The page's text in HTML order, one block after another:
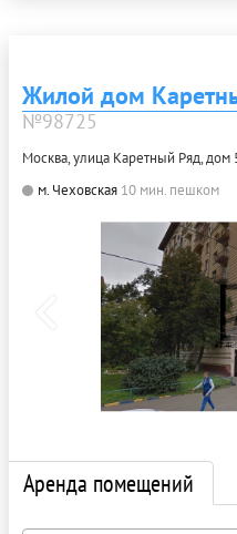
Жилой дом
№98725
Москва, улица Каретный Ряд, дом
м. Чеховская 10 мин. пешком
Аренда помещений